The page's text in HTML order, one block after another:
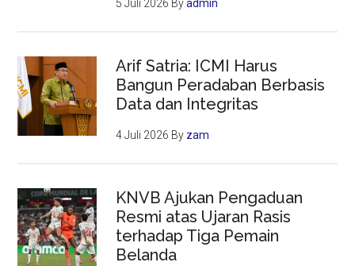
5 Juli 2026 Byadmin
Arif Satria: ICMI Harus
Bangun Peradaban Berbasis
Data dan Integritas
4 Juli 2026 By zam
KNVB Ajukan Pengaduan
Resmi atas Ujaran Rasis
terhadap Tiga Pemain
Belanda